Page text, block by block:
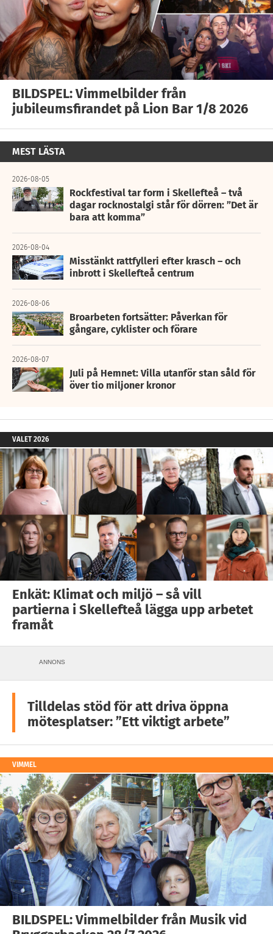
BILDSPEL: Vimmelbilder från
jubileumsfirandet på Lion Bar 1/8 2026
MEST LÄSTA
2026-08-05
Rockfestival tar form i Skellefteå – två
dagar rocknostalgi står för dörren: ”Det är
bara att komma”
2026-08-04
Misstänkt rattfylleri efter krasch – och
inbrott i Skellefteå centrum
2026-08-06
Broarbeten fortsätter: Påverkan för
gångare, cyklister och förare
2026-08-07
Juli på Hemnet: Villa utanför stan såld för
över tio miljoner kronor
VALET 2026
Enkät: Klimat och miljö – så vill
partierna i Skellefteå lägga upp arbetet
framåt
ANNONS
Tilldelas stöd för att driva öppna
mötesplatser: ”Ett viktigt arbete”
VIMMEL
BILDSPEL: Vimmelbilder från Musik vid